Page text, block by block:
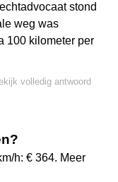
stond
weg was
100 kilometer per
volledig antwoord
h: € 364. Meer